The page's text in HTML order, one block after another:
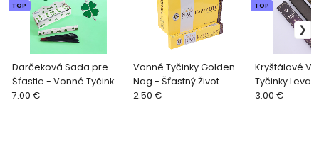
Darčeková Sada pre
Šťastie - Vonné Tyčinky
Šťastie a Kľúčenka
TOP
7.00 €
Vonné Tyčinky Golden
Nag - Šťastný Život
2.50 €
Kryštálové
Tyčinky
Ametystom
TOP
3.00 €